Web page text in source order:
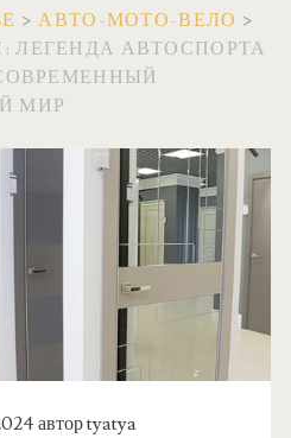
>АВТО-МОТО-ВЕЛО >
АВТОСПОРТА
МИР
авторtyatya